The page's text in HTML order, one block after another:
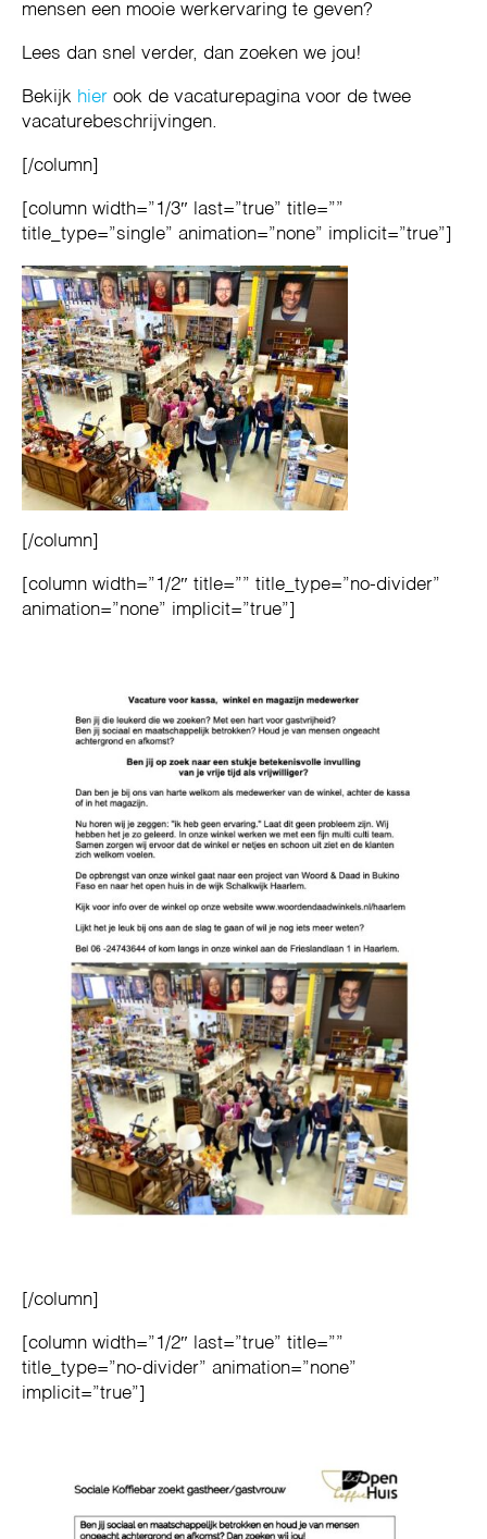
mensen een mooie werkervaring te geven?
Lees dan snel verder, dan zoeken we jou!
Bekijk hier ook de vacaturepagina voor de twee
vacaturebeschrijvingen.
[/column]
[column width=”1/3″ last=”true” title=””
title_type=”single” animation=”none” implicit=”true”]
[/column]
[column width=”1/2″ title=”” title_type=”no-divider”
animation=”none” implicit=”true”]
[/column]
[column width=”1/2″ last=”true” title=””
title_type=”no-divider” animation=”none”
implicit=”true”]